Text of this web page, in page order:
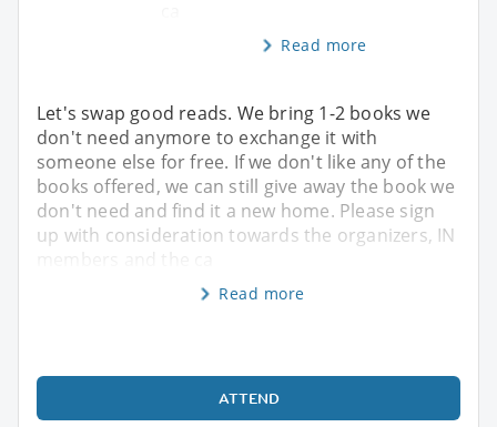
Read more
Let's swap good reads. We bring 1-2 books we
don't need anymore to exchange it with
someone else for free. If we don't like any of the
books offered, we can still give away the book we
don't need and find it a new home. Please sign
up with consideration towards the organizers, IN
Read more
ATTEND